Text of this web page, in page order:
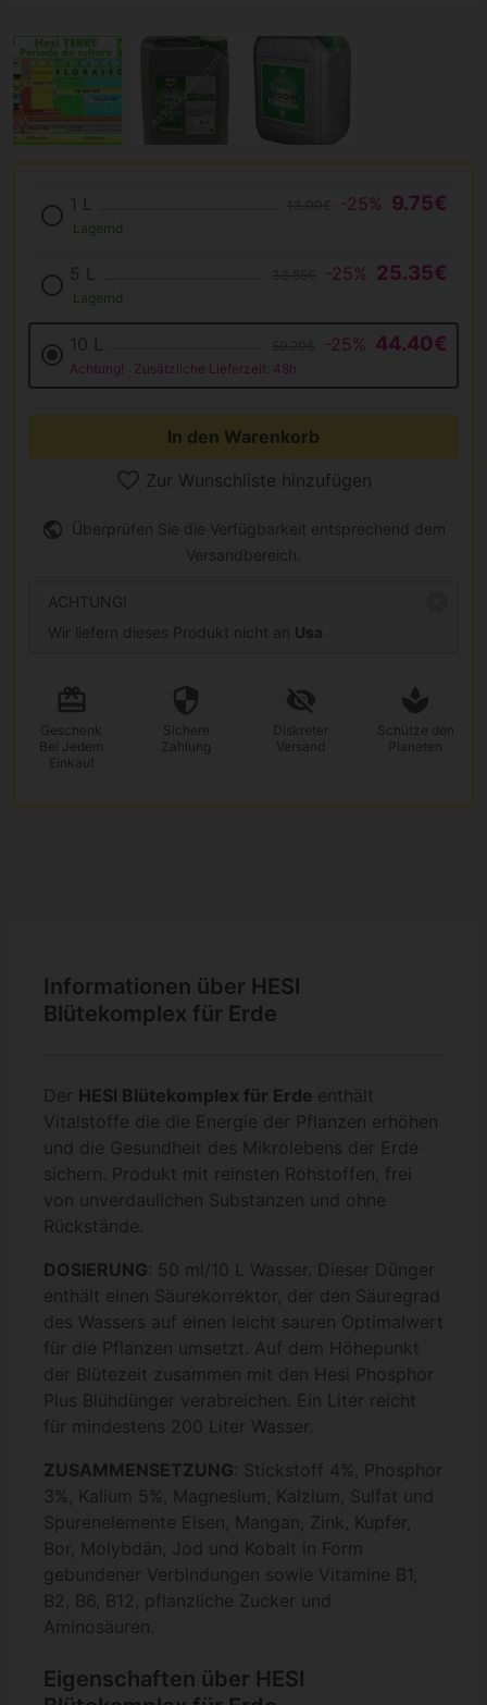
1 L -25% 9.75€
Lagernd
5 L -25% 25.35€
Lagernd
10 L -25% 44.40€
Achtung! Zusätzliche Lieferzeit: 48h
In den Warenkorb
Zur Wunschliste hinzufügen
Überprüfen Sie die Verfügbarkeit entsprechend dem
Versandbereich.
ACHTUNG!
Wir liefern dieses Produkt nicht an Usa
Geschenk
Bei Jedem
Einkauf
Sichere
Zahlung
Diskreter
Versand
Schütze den
Planeten
Informationen über HESI
Blütekomplex für Erde
Der HESI Blütekomplex für Erde enthält
Vitalstoffe die die Energie der Pflanzen erhöhen
und die Gesundheit des Mikrolebens der Erde
sichern. Produkt mit reinsten Rohstoffen, frei
von unverdaulichen Substanzen und ohne
Rückstände.
DOSIERUNG: 50 ml/10 L Wasser. Dieser Dünger
enthält einen Säurekorrektor, der den Säuregrad
des Wassers auf einen leicht sauren Optimalwert
für die Pflanzen umsetzt. Auf dem Höhepunkt
der Blütezeit zusammen mit den Hesi Phosphor
Plus Blühdünger verabreichen. Ein Liter reicht
für mindestens 200 Liter Wasser.
ZUSAMMENSETZUNG: Stickstoff 4%, Phosphor
3%, Kalium 5%, Magnesium, Kalzium, Sulfat und
Spurenelemente Eisen, Mangan, Zink, Kupfer,
Bor, Molybdän, Jod und Kobalt in Form
gebundener Verbindungen sowie Vitamine B1,
B2, B6, B12, pflanzliche Zucker und
Aminosäuren.
Eigenschaften über HESI